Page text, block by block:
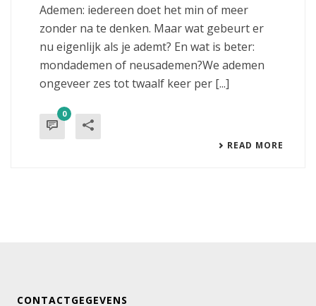
Ademen: iedereen doet het min of meer
zonder na te denken. Maar wat gebeurt er
nu eigenlijk als je ademt? En wat is beter:
mondademen of neusademen?We ademen
ongeveer zes tot twaalf keer per [...]
0
READ MORE
CONTACTGEGEVENS